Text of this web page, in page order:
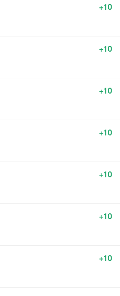
+10
+10
+10
+10
+10
+10
+10